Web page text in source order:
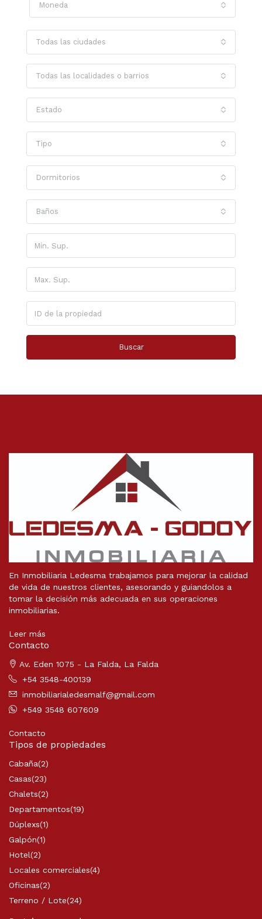
Moneda
Todas las ciudades
Todas las localidades o barrios
Estado
Tipo
Dormitorios
Baños
Buscar
En Inmobiliaria Ledesma trabajamos para mejorar la calidad
de vida de nuestros clientes, asesorando y guiandolos a
tomar la decisión más adecuada en sus operaciones
inmobiliarias.
Leer más
Contacto
Av. Eden 1075 - La Falda, La Falda
+54 3548-400139
inmobiliarialedesmalf@gmail.com
+549 3548 607609
Contacto
Tipos de propiedades
Cabaña(2)
Casas(23)
Chalets(2)
Departamentos(19)
Dúplexs(1)
Galpón(1)
Hotel(2)
Locales comerciales(4)
Oficinas(2)
Terreno / Lote(24)